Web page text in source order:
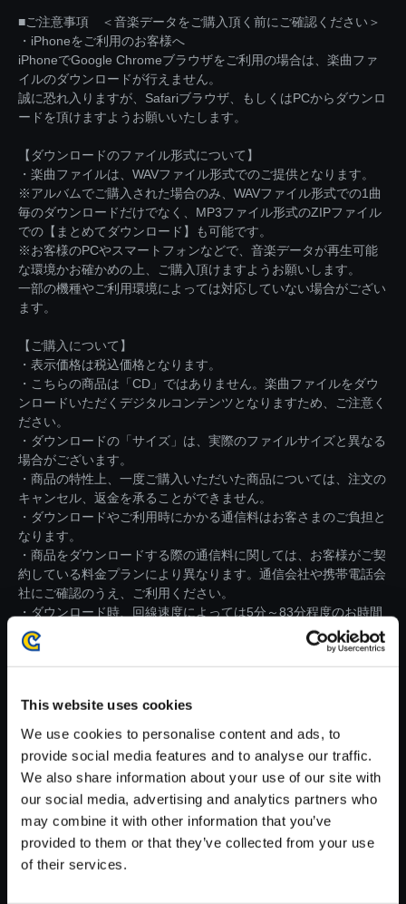
This website uses cookies
We use cookies to personalise content and ads, to
provide social media features and to analyse our traffic.
We also share information about your use of our site with
our social media, advertising and analytics partners who
may combine it with other information that you’ve
provided to them or that they’ve collected from your use
of their services.
■ご注意事項 ＜音楽データをご購入頂く前にご確認ください＞
・iPhoneをご利用のお客様へ
iPhoneでGoogle Chromeブラウザをご利用の場合は、楽曲ファ
イルのダウンロードが行えません。
誠に恐れ入りますが、Safariブラウザ、もしくはPCからダウンロ
ードを頂けますようお願いいたします。
【ダウンロードのファイル形式について】
・楽曲ファイルは、WAVファイル形式でのご提供となります。
※アルバムでご購入された場合のみ、WAVファイル形式での1曲
毎のダウンロードだけでなく、MP3ファイル形式のZIPファイル
での【まとめてダウンロード】も可能です。
※お客様のPCやスマートフォンなどで、音楽データが再生可能
な環境かお確かめの上、ご購入頂けますようお願いします。
一部の機種やご利用環境によっては対応していない場合がござい
ます。
【ご購入について】
・表示価格は税込価格となります。
・こちらの商品は「CD」ではありません。楽曲ファイルをダウ
ンロードいただくデジタルコンテンツとなりますため、ご注意く
ださい。
・ダウンロードの「サイズ」は、実際のファイルサイズと異なる
場合がございます。
・商品の特性上、一度ご購入いただいた商品については、注文の
キャンセル、返金を承ることができません。
・ダウンロードやご利用時にかかる通信料はお客さまのご負担と
なります。
・商品をダウンロードする際の通信料に関しては、お客様がご契
約している料金プランにより異なります。通信会社や携帯電話会
社にご確認のうえ、ご利用ください。
・ダウンロード時、回線速度によっては5分～83分程度のお時間
がかかる場合がございます。
※ご購入いただいたファイルのダウンロードの際には、通信環境
が安定しているWifi環境でお試しください。
【単曲】プラグマタ オリジナル
サウンドトラック The Guardia
n In Coming